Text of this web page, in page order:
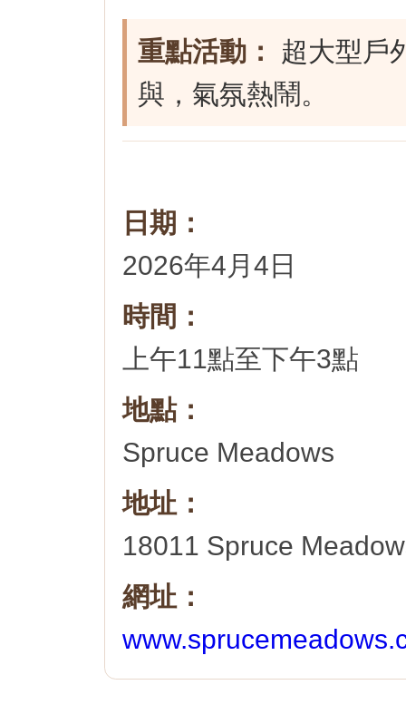
重點活動：
超大型戶
與，氣氛熱鬧。
日期：
2026年4月4日
時間：
上午11點至下午3點
地點：
Spruce Meadows
地址：
18011 Spruce
網址：